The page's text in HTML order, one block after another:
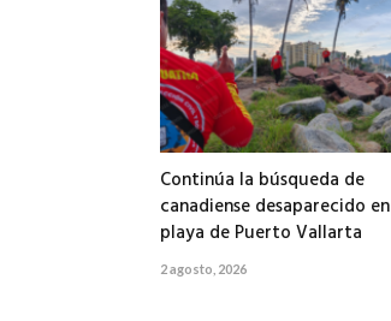
Continúa la búsqueda de
canadiense desaparecido en
playa de Puerto Vallarta
2 agosto, 2026